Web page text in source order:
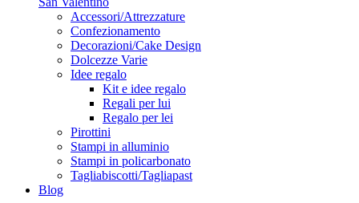
Accessori/Attrezzature
Confezionamento
Decorazioni/Cake Design
Dolcezze Varie
Idee regalo
Kit e idee regalo
Regali per lui
Regalo per lei
Pirottini
Stampi in alluminio
Stampi in policarbonato
Tagliabiscotti/Tagliapast
Blog